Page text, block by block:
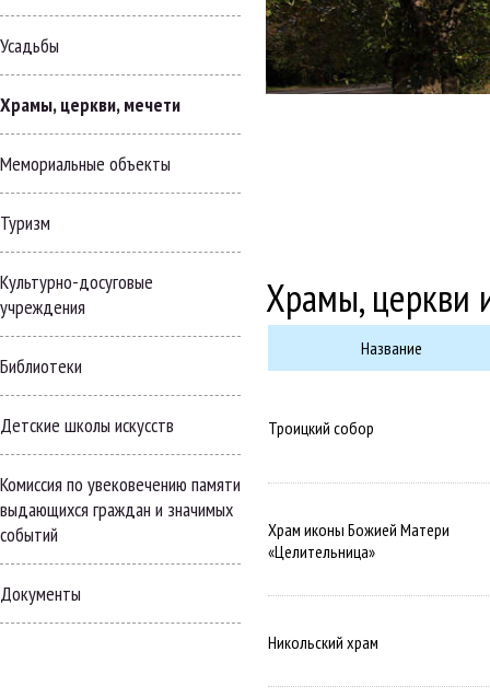
Усадьбы
Храмы, церкви, мечети
Мемориальные объекты
Туризм
Культурно-досуговые
учреждения
Библиотеки
Детские школы искусств
Комиссия по увековечению памяти
выдающихся граждан и значимых
событий
Документы
Храмы, церкви
Название
Троицкий собор
Храм иконы Божией Матери
«Целительница»
Никольский храм